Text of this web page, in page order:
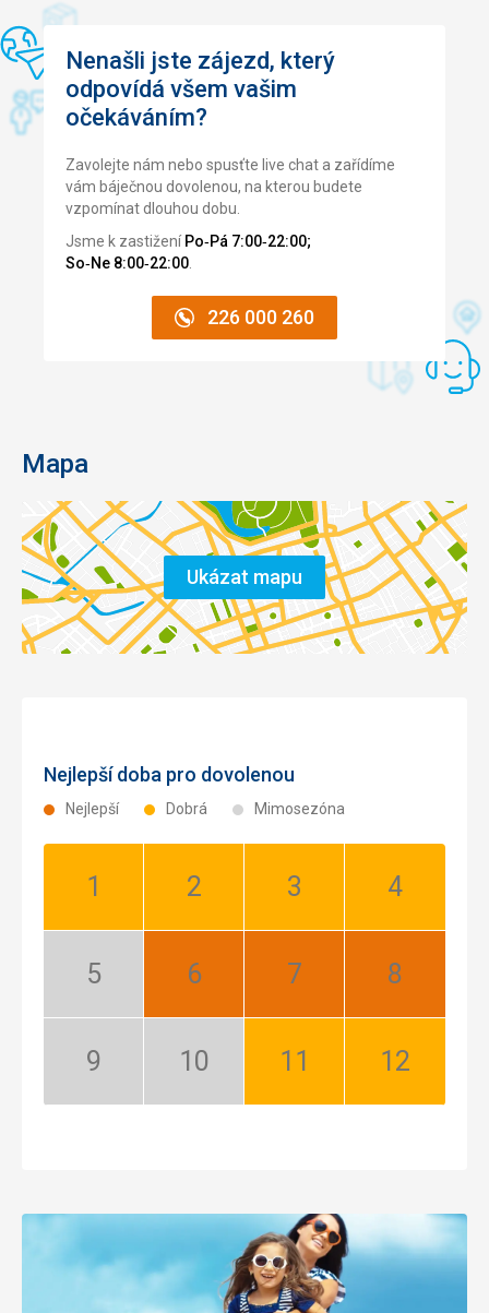
celkově spokojeni jako nenároční turisté.
jen šeptem a programy byly velmi omezené. Máme
zkušenosti z hotelu Nymfa v Živogošti, že tam šla i naše
24. Ale to nám tak nevadilo. Odpočinuli jsme si a byli jsme
celkově spokojeni jako nenároční turisté.
Strava
Ubytování
Okolí
Služby
Velice čistá. Super vybetonovaná a přístup do moře
pomoci schůdek jako do bazénu. Poblíž háj, kdo nechtěl
Strava
Strava velmi chutná, dostatek. Bez připomínek. Čistota.
Ubytování
Velmi dobré, čisté, klidné- není co dodat.
Služby
Bez problémů.
Nenašli jste zájezd, který
odpovídá všem vašim
očekáváním?
Zavolejte nám nebo spusťte live chat a zařídíme
vám báječnou dovolenou, na kterou budete
vzpomínat dlouhou dobu.
Jsme k zastižení Po‑Pá 7:00‑22:00;
So‑Ne 8:00‑22:00.
226 000 260
Mapa
Ukázat mapu
Nejlepší doba pro dovolenou
Nejlepší Dobrá Mimosezóna
Leden:
Únor:
Březen:
Duben:
Květen:
Červen:
Červenec:
Srpen:
Září:
Říjen:
Listopad:
Prosinec: